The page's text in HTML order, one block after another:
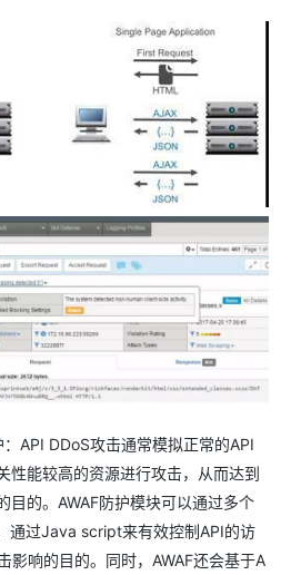
DDoS攻击通常模拟正常的API
性能较高的资源进行攻击，从而达到
目的。AWAF防护模块可以通过多个
通过Java script来有效控制API的访
影响的目的。同时，AWAF还会基于A